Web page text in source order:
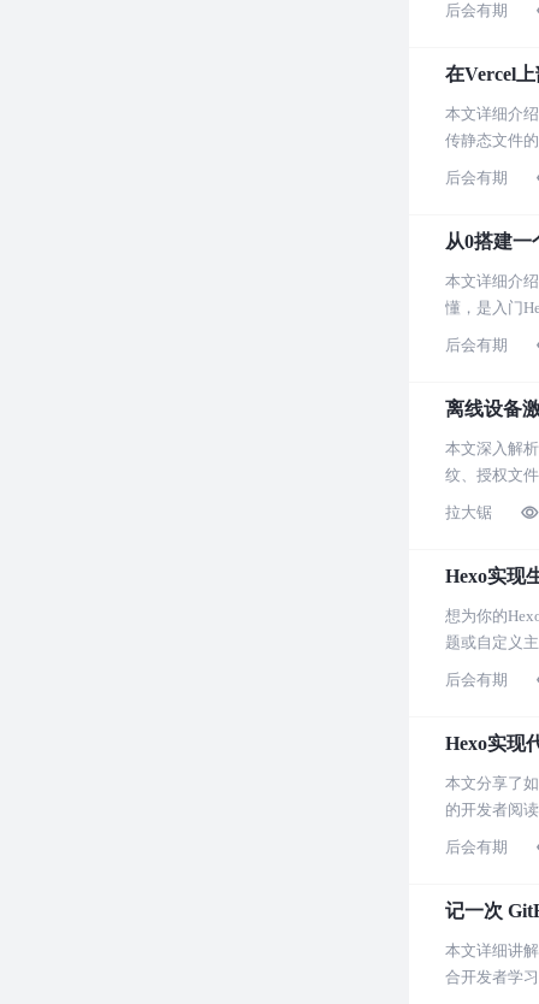
后会有期
在Vercel
本文详细介
传静态文件
后会有期
从0搭建一
本文详细介
懂，是入门
后会有期
离线设备
本文深入解
纹、授权文
拉大锯
Hexo实现
想为你的
题或自定义
后会有期
Hexo实现
本文分享了
的开发者阅
后会有期
记一次
本文详细讲
合开发者学